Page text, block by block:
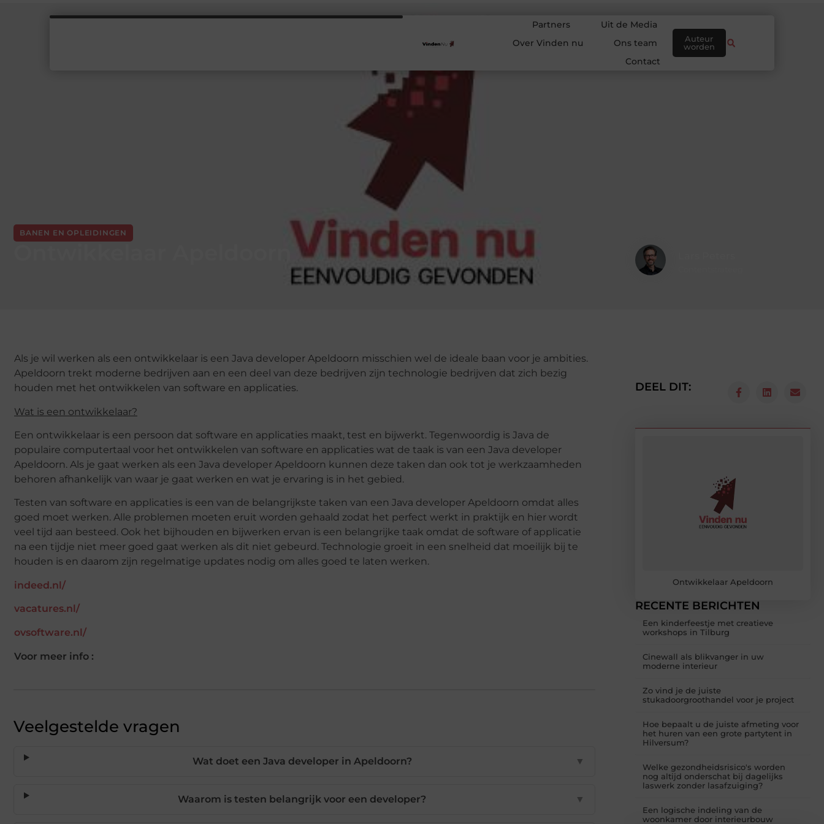
Partners
Uit de Media
Over Vinden nu
Ons team
Contact
Auteur
worden
BANEN EN OPLEIDINGEN
Als je wil werken als een ontwikkelaar is een Java developer Apeldoorn misschien wel de ideale baan voor je ambities.
Apeldoorn trekt moderne bedrijven aan en een deel van deze bedrijven zijn technologie bedrijven dat zich bezig
houden met het ontwikkelen van software en applicaties.
Wat is een ontwikkelaar?
Een ontwikkelaar is een persoon dat software en applicaties maakt, test en bijwerkt. Tegenwoordig is Java de
populaire computertaal voor het ontwikkelen van software en applicaties wat de taak is van een Java developer
Apeldoorn. Als je gaat werken als een Java developer Apeldoorn kunnen deze taken dan ook tot je werkzaamheden
behoren afhankelijk van waar je gaat werken en wat je ervaring is in het gebied.
Testen van software en applicaties is een van de belangrijkste taken van een Java developer Apeldoorn omdat alles
goed moet werken. Alle problemen moeten eruit worden gehaald zodat het perfect werkt in praktijk en hier wordt
veel tijd aan besteed. Ook het bijhouden en bijwerken ervan is een belangrijke taak omdat de software of applicatie
na een tijdje niet meer goed gaat werken als dit niet gebeurd. Technologie groeit in een snelheid dat moeilijk bij te
houden is en daarom zijn regelmatige updates nodig om alles goed te laten werken.
indeed.nl/
vacatures.nl/
ovsoftware.nl/
Voor meer info :
Veelgestelde vragen
Wat doet een Java developer in Apeldoorn? ▼
Waarom is testen belangrijk voor een developer? ▼
DEEL DIT:
Ontwikkelaar Apeldoorn
RECENTE BERICHTEN
Een kinderfeestje met creatieve
workshops in Tilburg
Cinewall als blikvanger in uw
moderne interieur
Zo vind je de juiste
stukadoorgroothandel voor je project
Hoe bepaalt u de juiste afmeting voor
het huren van een grote partytent in
Hilversum?
Welke gezondheidsrisico's worden
nog altijd onderschat bij dagelijks
laswerk zonder lasafzuiging?
Een logische indeling van de
woonkamer door interieurbouw